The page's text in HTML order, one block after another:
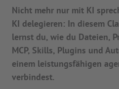
Nicht mehr nur mit KI
KI delegieren: In diesem
lernst du, wie du Dateien,
MCP, Skills, Plugins und
einem leistungsfähigen
verbindest.